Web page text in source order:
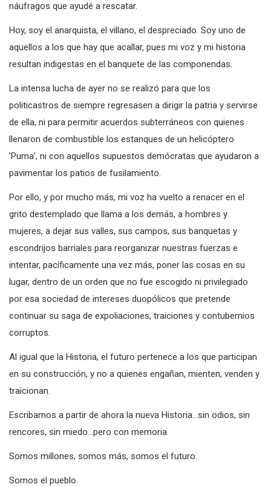
náufragos que ayudé a rescatar.
Hoy, soy el anarquista, el villano, el despreciado. Soy uno de
aquellos a los que hay que acallar, pues mi voz y mi historia
resultan indigestas en el banquete de las componendas.
La intensa lucha de ayer no se realizó para que los
politicastros de siempre regresasen a dirigir la patria y servirse
de ella, ni para permitir acuerdos subterráneos con quienes
llenaron de combustible los estanques de un helicóptero
’Puma’, ni con aquellos supuestos demócratas que ayudaron a
pavimentar los patios de fusilamiento.
Por ello, y por mucho más, mi voz ha vuelto a renacer en el
grito destemplado que llama a los demás, a hombres y
mujeres, a dejar sus valles, sus campos, sus banquetas y
escondrijos barriales para reorganizar nuestras fuerzas e
intentar, pacíficamente una vez más, poner las cosas en su
lugar, dentro de un orden que no fue escogido ni privilegiado
por esa sociedad de intereses duopólicos que pretende
continuar su saga de expoliaciones, traiciones y contubernios
corruptos.
Al igual que la Historia, el futuro pertenece a los que participan
en su construcción, y no a quienes engañan, mienten, venden y
traicionan.
Escribamos a partir de ahora la nueva Historia…sin odios, sin
rencores, sin miedo…pero con memoria.
Somos millones, somos más, somos el futuro.
Somos el pueblo.